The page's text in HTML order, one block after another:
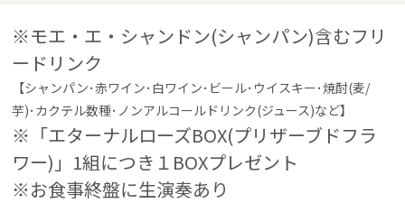
※モエ・エ・シャンドン(シャンパン)含むフリ
ードリンク
【シャンパン･赤ワイン･白ワイン･ビール･ウイスキー･焼酎(麦/
芋)･カクテル数種･ノンアルコールドリンク(ジュース)など】
※「エターナルローズBOX(プリザーブドフラ
ワー)」1組につき１BOXプレゼント
※お食事終盤に生演奏あり